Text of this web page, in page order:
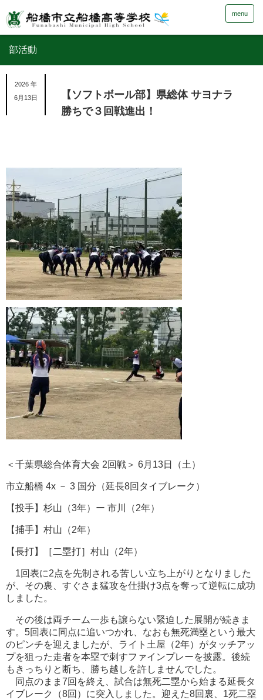
menu
部活動
2026 年
6月13日
【ソフトボール部】県総体 サヨナラ
勝ちで３回戦進出！
＜千葉県総合体育大会 2回戦＞ 6月13日（土）
市立船橋 4x － 3 国分（延長8回タイブレーク）
【投手】杉山（3年）ー 市川（2年）
【捕手】村山（2年）
【長打】［二塁打］村山（2年）
1回表に2点を先制される苦しい立ち上がりとなりました
が、その裏、すぐさま猛攻を仕掛け3点を奪って逆転に成功
しました。
その後は両チーム一歩も譲らない緊迫した展開が続きま
す。5回表に同点に追いつかれ、なおも無死満塁という最大
のピンチを迎えましたが、ライト土屋（2年）がタッチアッ
プを狙った走者を本塁で刺すファインプレーを披露。後続
もきっちりと断ち、勝ち越しを許しませんでした。
同点のまま7回を終え、試合は無死二塁から始まる延長タ
イブレーク（8回）に突入しました。迎えた8回裏、1死二塁